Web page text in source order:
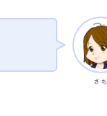
さち